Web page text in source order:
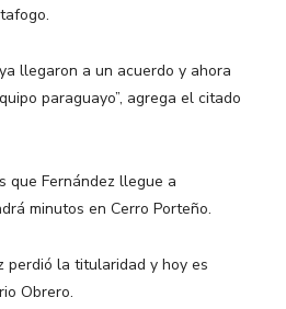
llegaron a un acuerdo y ahora
paraguayo”, agrega el citado
que Fernández llegue a
minutos en Cerro Porteño.
perdió la titularidad y hoy es
Obrero.